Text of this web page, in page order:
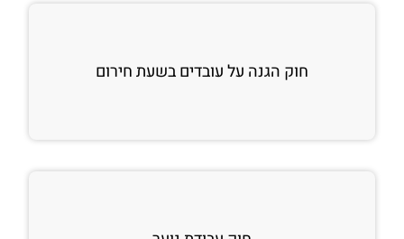
חוק הגנה על עובדים בשעת חירום